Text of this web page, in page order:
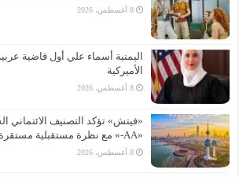
8 أغسطس، 2026
اليمنية أسماء علي أول قاضية
الأميركية
8 أغسطس، 2026
«فيتش» تؤكد التصنيف الائتماني
«AA-» مع نظرة مستقبلية مستقرة
8 أغسطس، 2026